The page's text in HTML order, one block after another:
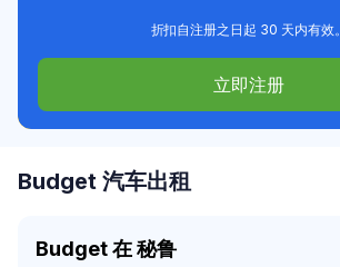
折扣自注册之日起 30 天内有效。
立即注册
Budget 汽车出租
Budget 在 秘鲁